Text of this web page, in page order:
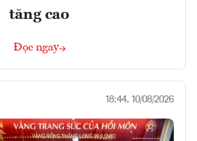
tăng cao
Đọc ngay
18:44, 10/08/2026